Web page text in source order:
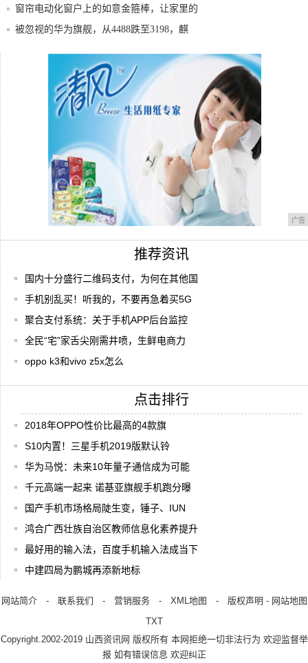
主：怎
窗帘电动化窗户上的如意金箍棒，让家里的
科技感
被忽视的华为旗舰，从4488跌至3198，麒
给你代码：小程序引入icon的三种方式!
广告
推荐资讯
国内十分盛行二维码支付，为何在其他国
手机别乱买！听我的，不要再急着买5G
聚合支付系统：关于手机APP后台监控
全民“宅”家舌尖刚需井喷，生鲜电商力
oppo k3和vivo z5x怎么
点击排行
2018年OPPO性价比最高的4款旗
S10内置！三星手机2019版默认铃
华为马悦：未来10年量子通信成为可能
千元高端一起来 诺基亚旗舰手机跑分曝
国产手机市场格局陡生变，锤子、IUN
鸿合广西壮族自治区教师信息化素养提升
最好用的输入法，百度手机输入法成当下
中建四局为鹏城再添新地标
网站简介- 联系我们 - 营销服务- XML地图 - 版权声明 - 网站地图
TXT
Copyright.2002-2019 山西资讯网 版权所有 本网拒绝一切非法行为 欢迎监督举
报 如有错误信息 欢迎纠正